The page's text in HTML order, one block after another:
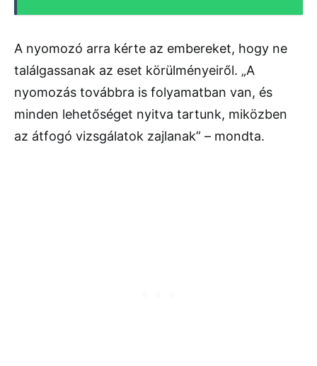
A nyomozó arra kérte az embereket, hogy ne
találgassanak az eset körülményeiről. „A
nyomozás továbbra is folyamatban van, és
minden lehetőséget nyitva tartunk, miközben
az átfogó vizsgálatok zajlanak” – mondta.